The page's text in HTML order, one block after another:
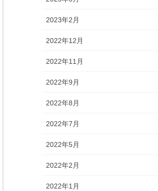
2023年2月
2022年12月
2022年11月
2022年9月
2022年8月
2022年7月
2022年5月
2022年2月
2022年1月